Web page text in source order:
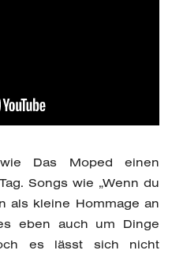
Das Moped einen
Songs wie „Wenn du
als kleine Hommage an
eben auch um Dinge
es lässt sich nicht